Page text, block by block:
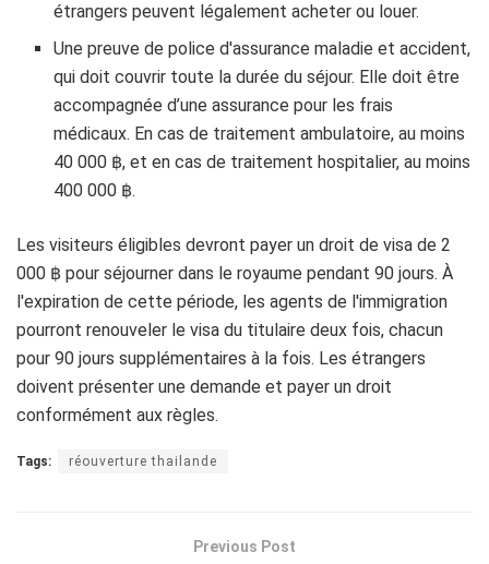
étrangers peuvent légalement acheter ou louer.
Une preuve de police d'assurance maladie et accident,
qui doit couvrir toute la durée du séjour. Elle doit être
accompagnée d’une assurance pour les frais
médicaux. En cas de traitement ambulatoire, au moins
40 000 ฿, et en cas de traitement hospitalier, au moins
400 000 ฿.
Les visiteurs éligibles devront payer un droit de visa de 2
000 ฿ pour séjourner dans le royaume pendant 90 jours. À
l'expiration de cette période, les agents de l'immigration
pourront renouveler le visa du titulaire deux fois, chacun
pour 90 jours supplémentaires à la fois. Les étrangers
doivent présenter une demande et payer un droit
conformément aux règles.
Tags: réouverture thailande
Previous Post